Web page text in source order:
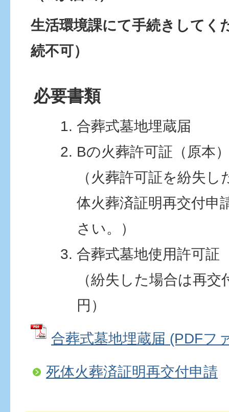
生活環境課にて手続きしてく
続不可）
必要書類
合葬式墓地埋蔵届
Bの火葬許可証（原本
（火葬許可証を紛失
体火葬済証明再交付申
さい。）
合葬式墓地使用許可証
（紛失した場合は再
円）
合葬式墓地埋蔵届 (PDFフ
死体火葬済証明再交付申請